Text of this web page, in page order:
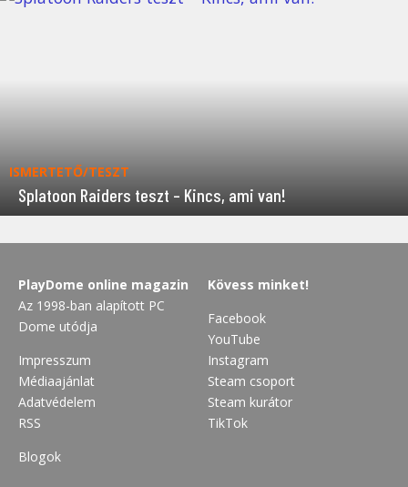
ISMERTETŐ/TESZT
Splatoon Raiders teszt – Kincs, ami van!
PlayDome online magazin
Az 1998-ban alapított PC
Dome utódja
Impresszum
Médiaajánlat
Adatvédelem
RSS
Blogok
Kövess minket!
Facebook
YouTube
Instagram
Steam csoport
Steam kurátor
TikTok